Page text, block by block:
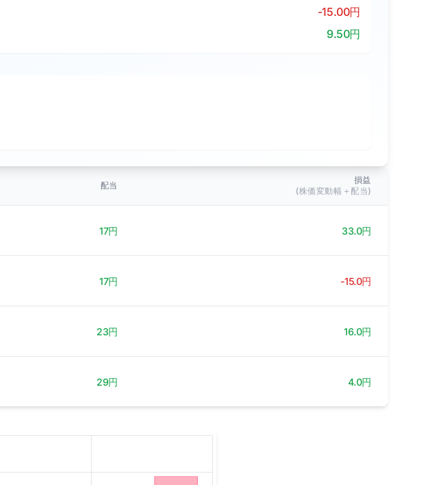
-15.00円
9.50円
配当
損益
(株価変動幅＋配当)
17円 33.0円
17円 -15.0円
23円 16.0円
29円 4.0円